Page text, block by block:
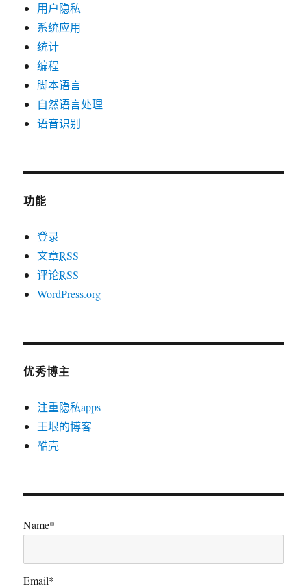
用户隐私
系统应用
统计
编程
脚本语言
自然语言处理
语音识别
功能
登录
文章RSS
评论RSS
WordPress.org
优秀博主
注重隐私apps
王垠的博客
酷壳
Name*
Email*